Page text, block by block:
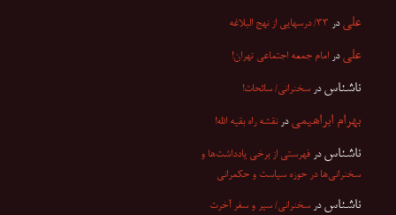
علی در ۳۳/ درسهایی از نهج البلاغه
علی در امام جمعه اجتماعی تهران!
ناشناس در سخنرانی/ سائحات!
بهرام ابراهیمی درنقشه راه بقیه الله!
ناشناس در فهرستی از برخی یادداشت‌ها و
سخنرانی‌ها در حوزه سیاست و حکمرانی
ناشناس در سخنرانی/ سیر و سفر آخرت